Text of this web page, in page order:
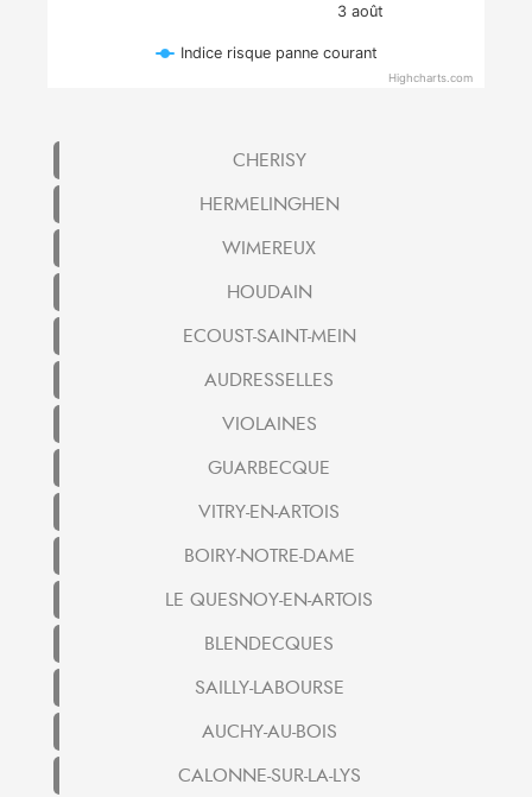
3 août
Indice risque panne courant
Highcharts.com
CHERISY
HERMELINGHEN
WIMEREUX
HOUDAIN
ECOUST-SAINT-MEIN
AUDRESSELLES
VIOLAINES
GUARBECQUE
VITRY-EN-ARTOIS
BOIRY-NOTRE-DAME
LE QUESNOY-EN-ARTOIS
BLENDECQUES
SAILLY-LABOURSE
AUCHY-AU-BOIS
CALONNE-SUR-LA-LYS